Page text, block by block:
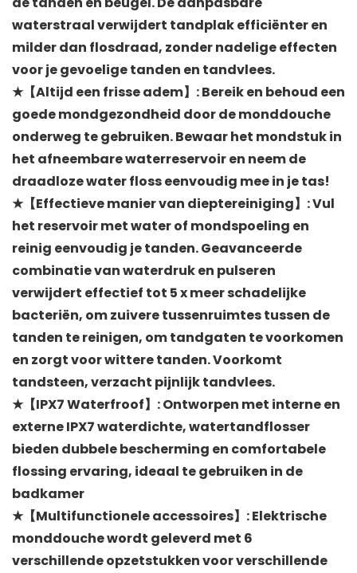
waterstraal verwijdert tandplak efficiënter en
milder dan flosdraad, zonder nadelige effecten
voor je gevoelige tanden en tandvlees.
★【Altijd een frisse adem】: Bereik en behoud een
goede mondgezondheid door de monddouche
onderweg te gebruiken. Bewaar het mondstuk in
het afneembare waterreservoir en neem de
draadloze water floss eenvoudig mee in je tas!
★【Effectieve manier van dieptereiniging】: Vul
het reservoir met water of mondspoeling en
reinig eenvoudig je tanden. Geavanceerde
combinatie van waterdruk en pulseren
verwijdert effectief tot 5 x meer schadelijke
bacteriën, om zuivere tussenruimtes tussen de
tanden te reinigen, om tandgaten te voorkomen
en zorgt voor wittere tanden. Voorkomt
tandsteen, verzacht pijnlijk tandvlees.
★【IPX7 Waterfroof】: Ontworpen met interne en
externe IPX7 waterdichte, watertandflosser
bieden dubbele bescherming en comfortabele
flossing ervaring, ideaal te gebruiken in de
badkamer
★【Multifunctionele accessoires】: Elektrische
monddouche wordt geleverd met 6
verschillende opzetstukken voor verschillende